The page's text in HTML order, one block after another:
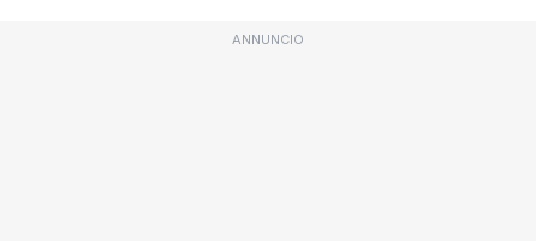
ANNUNCIO